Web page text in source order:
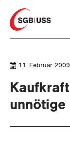
Home
THEMEN
11. Februar 2009
unnötige